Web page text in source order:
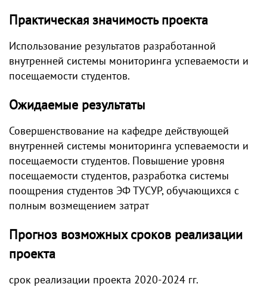
Практическая значимость проекта
Использование результатов разработанной
внутренней системы мониторинга успеваемости и
посещаемости студентов.
Ожидаемые результаты
Совершенствование на кафедре действующей
внутренней системы мониторинга успеваемости и
посещаемости студентов. Повышение уровня
посещаемости студентов, разработка системы
поощрения студентов ЭФ ТУСУР, обучающихся с
полным возмещением затрат
Прогноз возможных сроков реализации
проекта
срок реализации проекта 2020-2024 гг.